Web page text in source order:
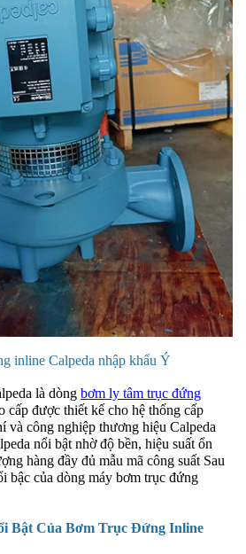
inline Calpeda nhập khẩu Ý
là dòng bơm ly tâm trục đứng
cấp được thiết kế cho hệ thống cấp
và công nghiệp thương hiệu Calpeda
nổi bật nhờ độ bền, hiệu suất ổn
hàng đầy đủ mẫu mã công suất Sau
bậc của dòng máy bơm trục đứng
Bật Của Bơm Trục Đứng Inline